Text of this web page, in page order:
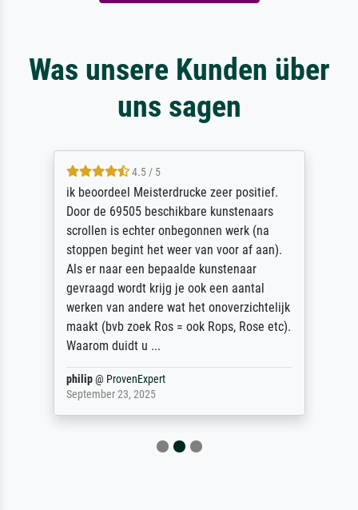
Was unsere Kunden über
uns sagen
4.5 / 5
ik beoordeel Meisterdrucke zeer positief.
Door de 69505 beschikbare kunstenaars
scrollen is echter onbegonnen werk (na
stoppen begint het weer van voor af aan).
Als er naar een bepaalde kunstenaar
gevraagd wordt krijg je ook een aantal
werken van andere wat het onoverzichtelijk
maakt (bvb zoek Ros = ook Rops, Rose etc).
Waarom duidt u ...
philip@ ProvenExpert
September 23, 2025